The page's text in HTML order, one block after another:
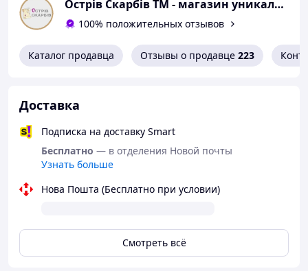
размер. Поэтому, учитывая ваши требования, мы
выберем самый подходящий. Обращайтесь!
круглосуточно.
Информация о доставке:
Заказы, оплаченные
отправляются в тот же
день оплаты.
наследующий рабочийдень.
Острів Скарбів ТМ - магазин уникальних подарков
100% положительных отзывов
Каталог продавца Отзывы о продавце 223
Доставка
Подписка на доставку Smart
Бесплатно — в отделения Новой почты
Узнать больше
Нова Пошта (Бесплатно при условии)
Смотреть всё